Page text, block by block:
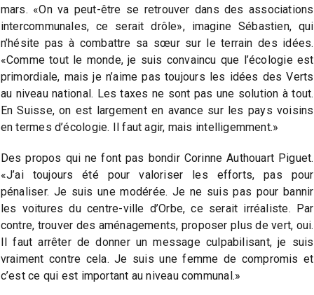
mars. «On va peut-être se retrouver dans des associations
intercommunales, ce serait drôle», imagine Sébastien, qui
n’hésite pas à combattre sa sœur sur le terrain des idées.
«Comme tout le monde, je suis convaincu que l’écologie est
primordiale, mais je n’aime pas toujours les idées des Verts
au niveau national. Les taxes ne sont pas une solution à tout.
En Suisse, on est largement en avance sur les pays voisins
en termes d’écologie. Il faut agir, mais intelligemment.»
Des propos qui ne font pas bondir Corinne Authouart Piguet.
«J’ai toujours été pour valoriser les efforts, pas pour
pénaliser. Je suis une modérée. Je ne suis pas pour bannir
les voitures du centre-ville d’Orbe, ce serait irréaliste. Par
contre, trouver des aménagements, proposer plus de vert, oui.
Il faut arrêter de donner un message culpabilisant, je suis
vraiment contre cela. Je suis une femme de compromis et
c’est ce qui est important au niveau communal.»